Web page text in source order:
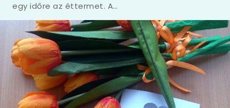
egy időre az éttermet. A…